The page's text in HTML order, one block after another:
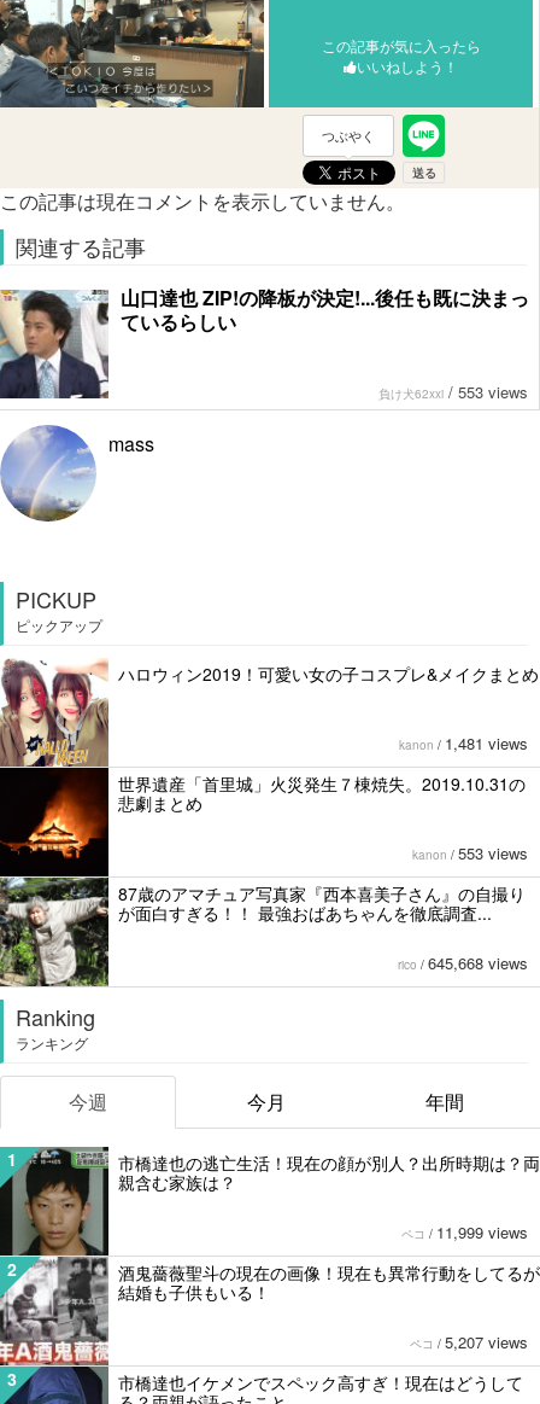
この記事が気に入ったら
いいねしよう！
つぶやく
この記事は現在コメントを表示していません。
関連する記事
山口達也 ZIP!の降板が決定!...後任も既に決まっ
ているらしい
負け犬62xxi / 553 views
mass
PICKUP
ピックアップ
ハロウィン2019！可愛い女の子コスプレ&メイクまとめ
kanon / 1,481 views
世界遺産「首里城」火災発生７棟焼失。2019.10.31の
悲劇まとめ
kanon / 553 views
87歳のアマチュア写真家『西本喜美子さん』の自撮り
が面白すぎる！！ 最強おばあちゃんを徹底調査...
rico / 645,668 views
Ranking
ランキング
今週 今月 年間
1
市橋達也の逃亡生活！現在の顔が別人？出所時期は？両
親含む家族は？
ペコ / 11,999 views
2
酒鬼薔薇聖斗の現在の画像！現在も異常行動をしてるが
結婚も子供もいる！
ペコ / 5,207 views
3
市橋達也イケメンでスペック高すぎ！現在はどうして